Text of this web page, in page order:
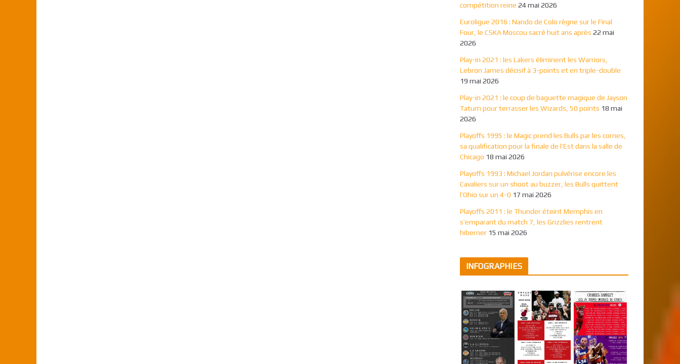
compétition reine 24 mai 2026
Euroligue 2016 : Nando de Colo règne sur le Final
Four, le CSKA Moscou sacré huit ans après 22 mai
2026
Play-in 2021 : les Lakers éliminent les Warriors,
Lebron James décisif à 3-points et en triple-double
19 mai 2026
Play-in 2021 : le coup de baguette magique de Jayson
Tatum pour terrasser les Wizards, 50 points 18 mai
2026
Playoffs 1995 : le Magic prend les Bulls par les cornes,
sa qualification pour la finale de l’Est dans la salle de
Chicago 18 mai 2026
Playoffs 1993 : Michael Jordan pulvérise encore les
Cavaliers sur un shoot au buzzer, les Bulls quittent
l’Ohio sur un 4-0 17 mai 2026
Playoffs 2011 : le Thunder éteint Memphis en
s’emparant du match 7, les Grizzlies rentrent
hiberner 15 mai 2026
INFOGRAPHIES